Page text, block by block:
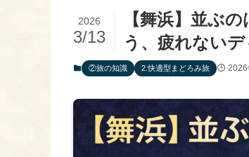
【舞浜】並ぶ
う、疲れない
2026
3/13
②旅の知識 2.快適型まどろみ旅 2026